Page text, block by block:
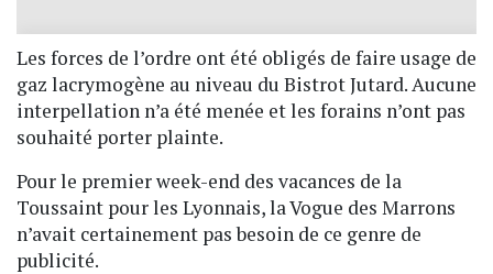
Les forces de l’ordre ont été obligés de faire usage de
gaz lacrymogène au niveau du Bistrot Jutard. Aucune
interpellation n’a été menée et les forains n’ont pas
souhaité porter plainte.
Pour le premier week-end des vacances de la
Toussaint pour les Lyonnais, la Vogue des Marrons
n’avait certainement pas besoin de ce genre de
publicité.